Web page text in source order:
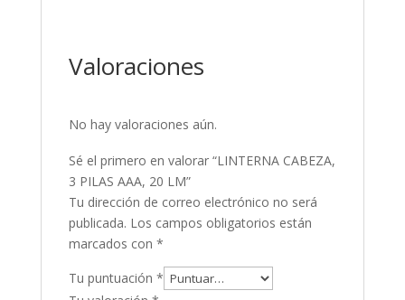
Valoraciones
No hay valoraciones aún.
Sé el primero en valorar “LINTERNA CABEZA,
3 PILAS AAA, 20 LM”
Tu dirección de correo electrónico no será
publicada. Los campos obligatorios están
marcados con *
Tu puntuación *